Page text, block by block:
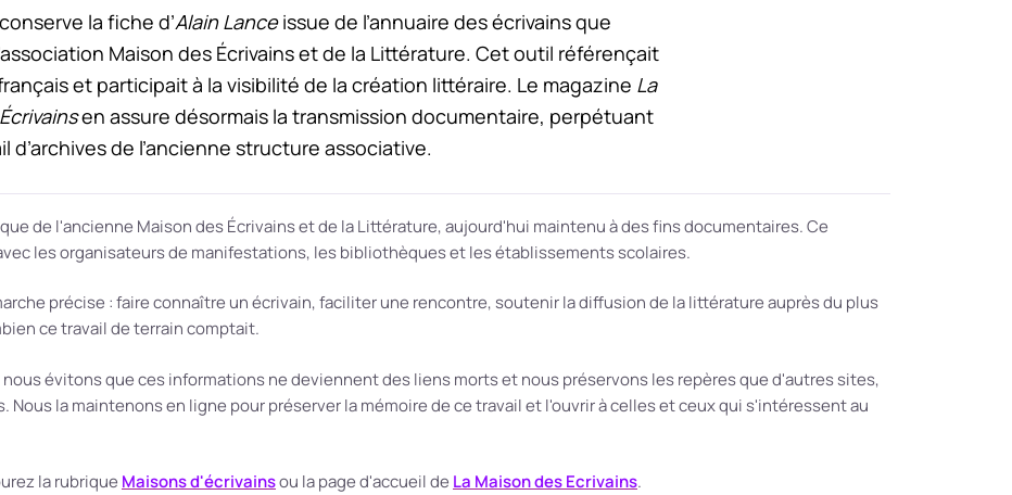
la fiche d’Alain Lanceissue de l’annuaire des écrivains que
Maison des Écrivains et de la Littérature. Cet outil référençait
et participait à la visibilité de la création littéraire. Le magazine La
en assure désormais la transmission documentaire, perpétuant
d’archives de l’ancienne structure associative.
de l'ancienne Maison des Écrivains et de la Littérature, aujourd'hui maintenu à des fins documentaires. Ce
les organisateurs de manifestations, les bibliothèques et les établissements scolaires.
précise : faire connaître un écrivain, faciliter une rencontre, soutenir la diffusion de la littérature auprès du plus
ce travail de terrain comptait.
évitons que ces informations ne deviennent des liens morts et nous préservons les repères que d'autres sites,
Nous la maintenons en ligne pour préserver la mémoire de ce travail et l'ouvrir à celles et ceux qui s'intéressent au
la rubrique Maisons d'écrivainsou la page d'accueil de La Maison des Ecrivains.